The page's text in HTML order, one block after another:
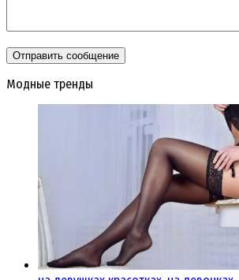
Модные тренды